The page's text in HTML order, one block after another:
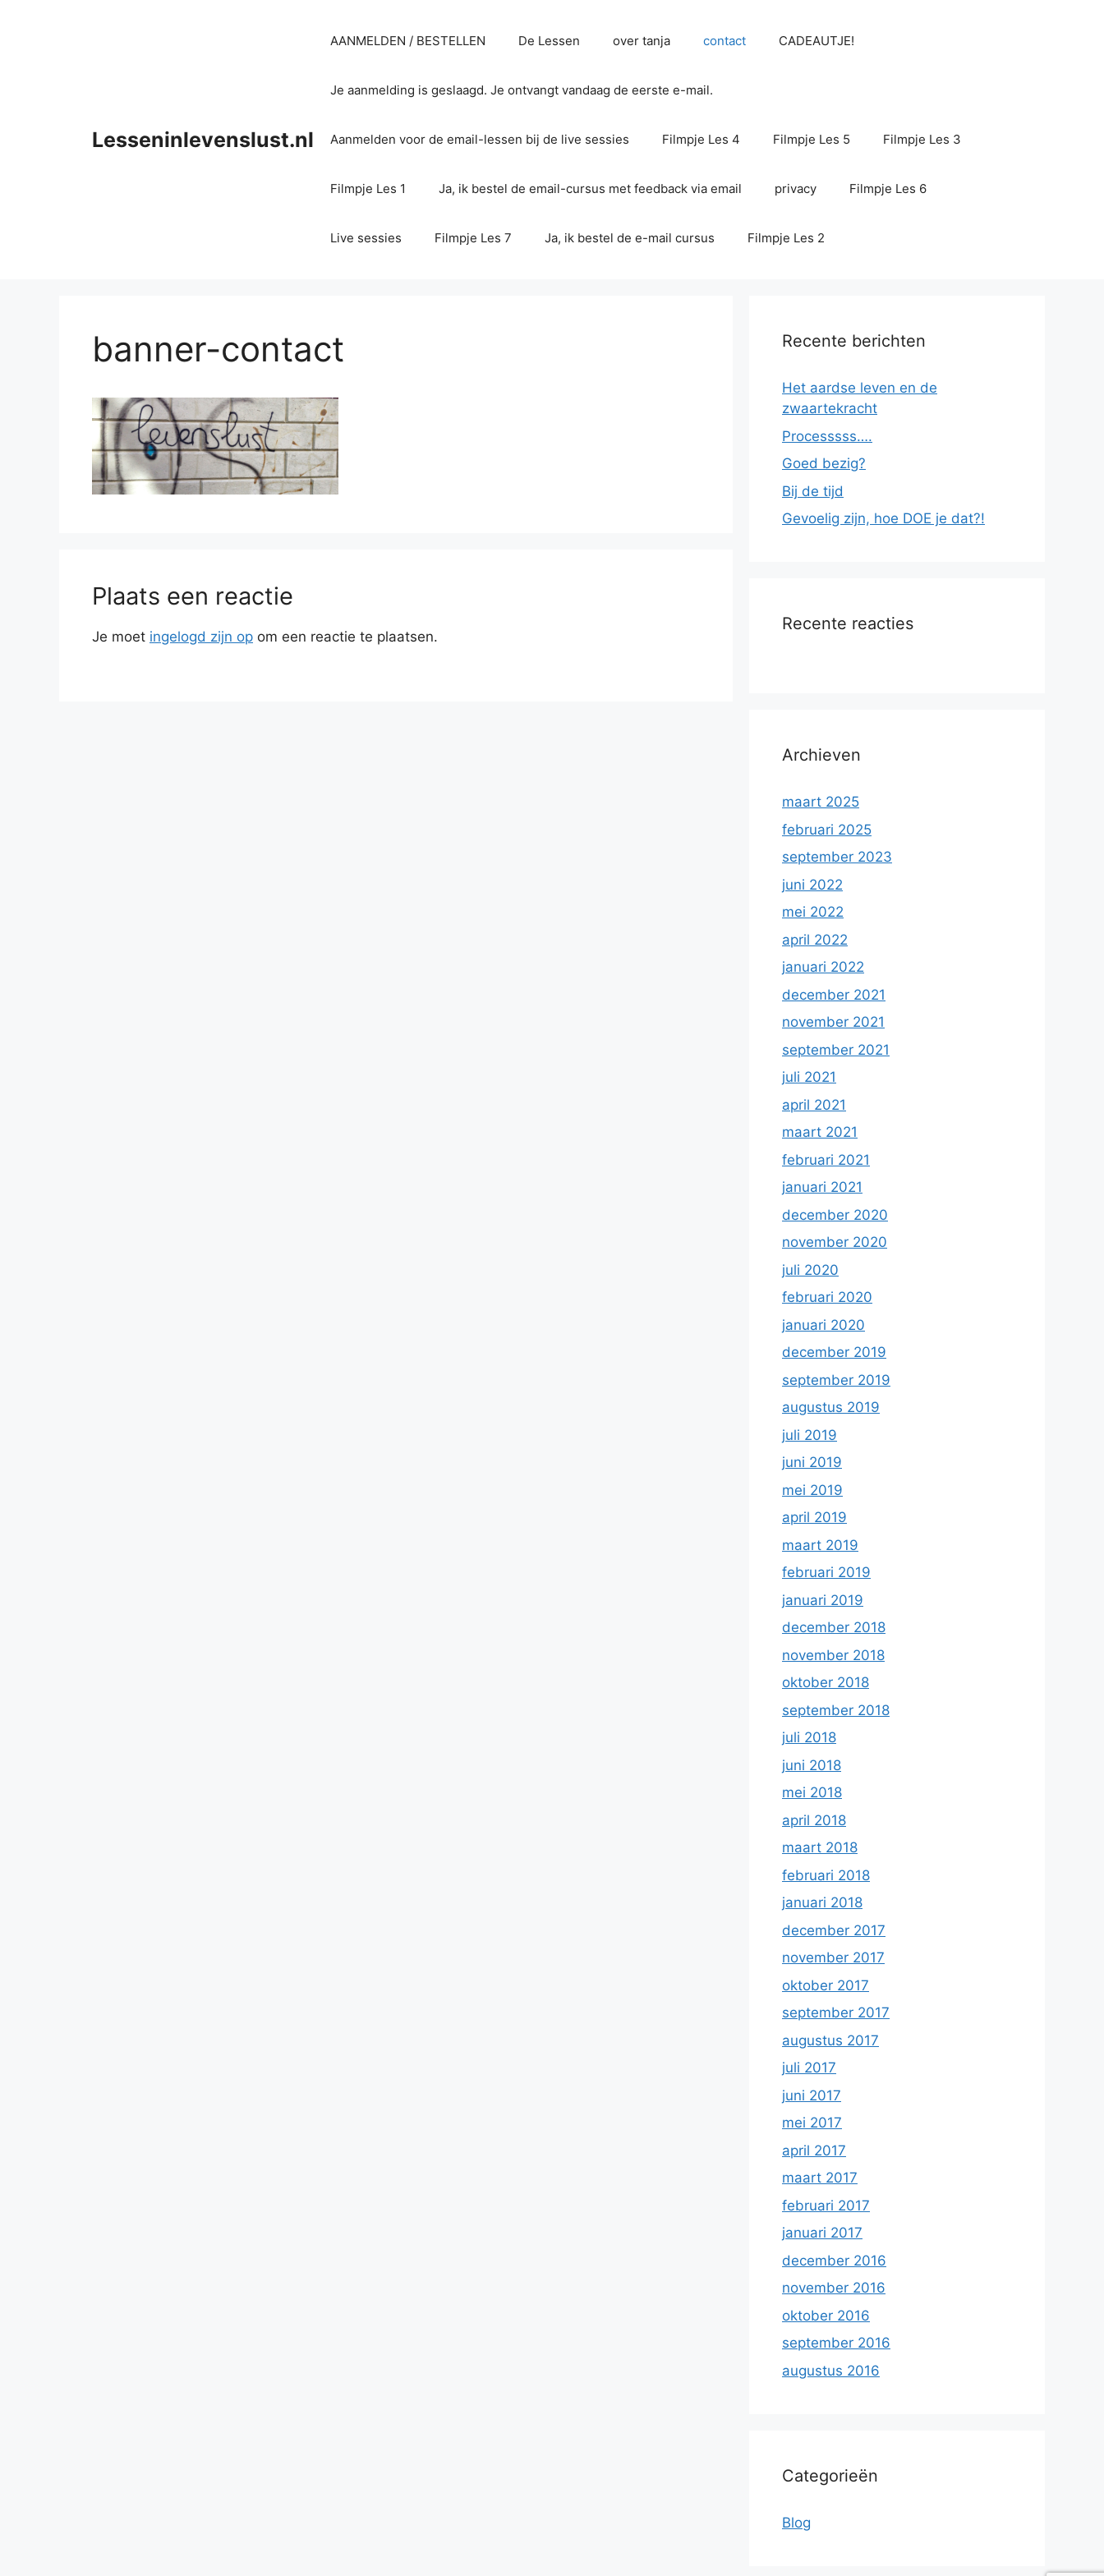
Lesseninlevenslust.nl
AANMELDEN / BESTELLEN De Lessen over tanja contact CADEAUTJE!
Je aanmelding is geslaagd. Je ontvangt vandaag de eerste e-mail.
Aanmelden voor de email-lessen bij de live sessies Filmpje Les 4 Filmpje Les 5 Filmpje Les 3
Filmpje Les 1 Ja, ik bestel de email-cursus met feedback via email privacy Filmpje Les 6
Live sessies Filmpje Les 7 Ja, ik bestel de e-mail cursus Filmpje Les 2
banner-contact
Plaats een reactie
Je moet ingelogd zijn op om een reactie te plaatsen.
Recente berichten
Het aardse leven en de
zwaartekracht
Processsss….
Goed bezig?
Bij de tijd
Gevoelig zijn, hoe DOE je dat?!
Recente reacties
Archieven
maart 2025
februari 2025
september 2023
juni 2022
mei 2022
april 2022
januari 2022
december 2021
november 2021
september 2021
juli 2021
april 2021
maart 2021
februari 2021
januari 2021
december 2020
november 2020
juli 2020
februari 2020
januari 2020
december 2019
september 2019
augustus 2019
juli 2019
juni 2019
mei 2019
april 2019
maart 2019
februari 2019
januari 2019
december 2018
november 2018
oktober 2018
september 2018
juli 2018
juni 2018
mei 2018
april 2018
maart 2018
februari 2018
januari 2018
december 2017
november 2017
oktober 2017
september 2017
augustus 2017
juli 2017
juni 2017
mei 2017
april 2017
maart 2017
februari 2017
januari 2017
december 2016
november 2016
oktober 2016
september 2016
augustus 2016
Categorieën
Blog